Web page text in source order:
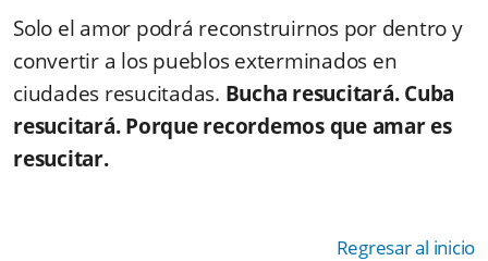
Solo el amor podrá reconstruirnos por dentro y
convertir a los pueblos exterminados en
ciudades resucitadas. Bucha resucitará. Cuba
resucitará. Porque recordemos que amar es
resucitar.
Regresar al inicio